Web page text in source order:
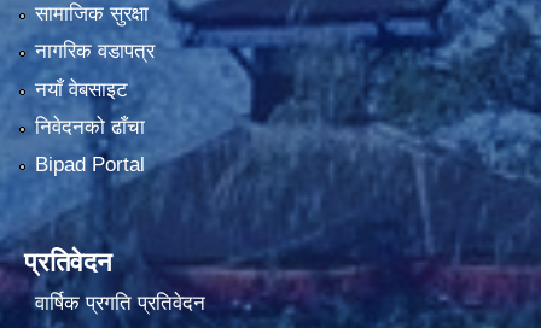
सामाजिक सुरक्षा
नागरिक वडापत्र
नयाँ वेबसाइट
निवेदनको ढाँचा
Bipad Portal
प्रतिवेदन
वार्षिक प्रगति प्रतिवेदन